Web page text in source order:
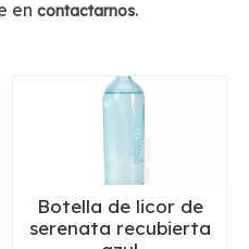
en contactarnos.
Botella de licor de
serenata recubierta